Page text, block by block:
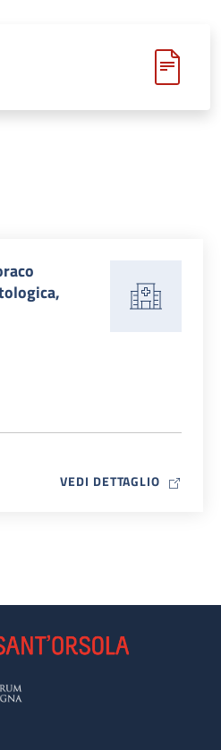
VEDI DETTAGLIO MAP ICON